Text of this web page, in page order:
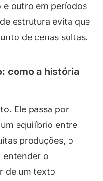
e outro em períodos
estrutura evita que
de cenas soltas.
como a história
Ele passa por
equilíbrio entre
produções, o
entender o
de um texto